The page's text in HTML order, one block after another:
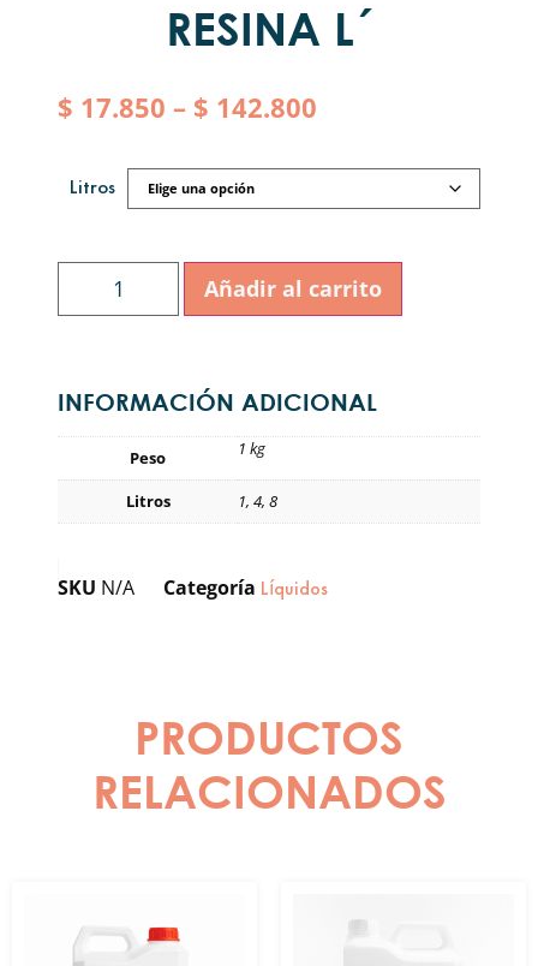
RESINA L´
$ 17.850 – $ 142.800
Litros
Añadir al carrito
INFORMACIÓN ADICIONAL
Peso 1 kg
Litros 1, 4, 8
SKU N/A Categoría Líquidos
PRODUCTOS
RELACIONADOS